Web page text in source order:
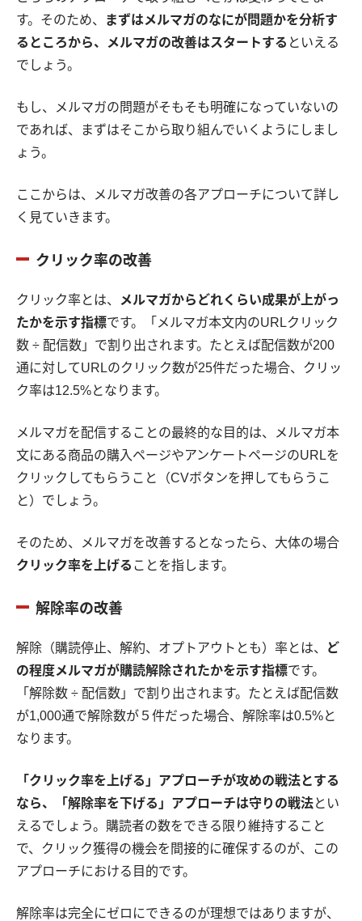
す。そのため、
まずはメルマガのなにが問題かを分析す
るところから、メルマガの改善はスタートする といえる
でしょう。
もし、メルマガの問題がそもそも明確になっていないの
であれば、まずはそこから取り組んでいくようにしまし
ょう。
ここからは、メルマガ改善の各アプローチについて詳し
く見ていきます。
クリック率の改善
クリック率とは、
メルマガからどれくらい成果が上がっ
たかを示す指標です。「メルマガ本文内のURLクリック
数 ÷ 配信数」で割り出されます。たとえば配信数が200
通に対してURLのクリック数が25件だった場合、クリッ
ク率は12.5%となります。
メルマガを配信することの最終的な目的は、メルマガ本
文にある商品の購入ページやアンケートページのURLを
クリックしてもらうこと（CVボタンを押してもらうこ
と）でしょう。
そのため、メルマガを改善するとなったら、大体の場合
クリック率を上げる ことを指します。
解除率の改善
解除（購読停止、解約、オプトアウトとも）率とは、
ど
の程度メルマガが購読解除されたかを示す指標です。
「解除数 ÷ 配信数」で割り出されます。たとえば配信数
が1,000通で解除数が５件だった場合、解除率は0.5%と
なります。
「クリック率を上げる」アプローチが攻めの戦法とする
なら、「解除率を下げる」アプローチは守りの戦法とい
えるでしょう。購読者の数をできる限り維持すること
で、クリック獲得の機会を間接的に確保するのが、この
アプローチにおける目的です。
解除率は完全にゼロにできるのが理想ではありますが、